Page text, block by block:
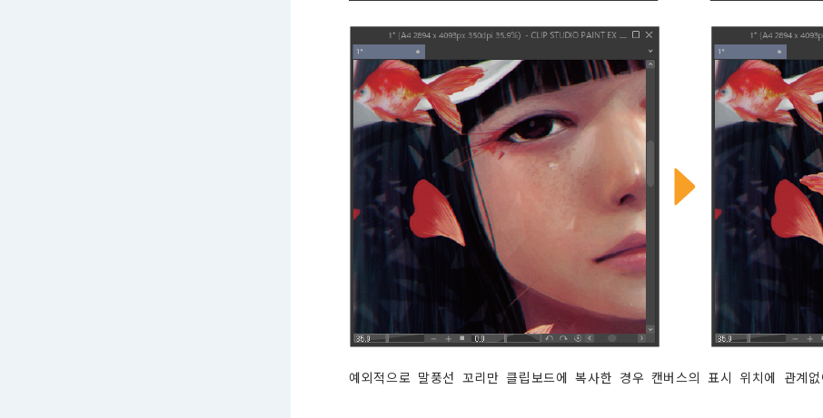
예외적으로 말풍선 꼬리만 클립보드에 복사한 경우 캔버스의 표시 위치에 관계